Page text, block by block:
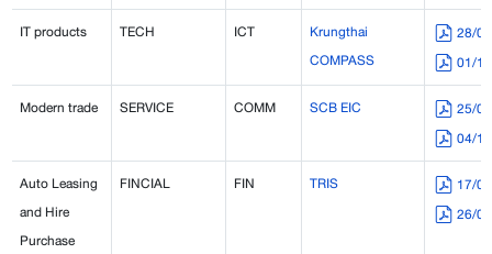
IT products
TECH ICT
Krungthai
COMPASS
28/
01/
Modern trade
SERVICE COMM SCB EIC
25/
04/
Auto Leasing
and Hire
Purchase
FINCIAL FIN TRIS
17/
26/